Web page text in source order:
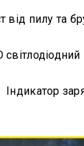
від пилу та
Індикатор